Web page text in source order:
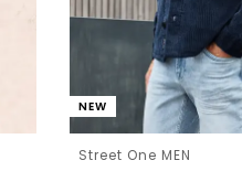
NEW
Street One MEN